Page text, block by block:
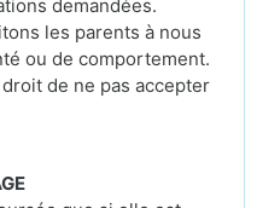
demandées.
les parents à nous
ou de comportement.
de ne pas accepter